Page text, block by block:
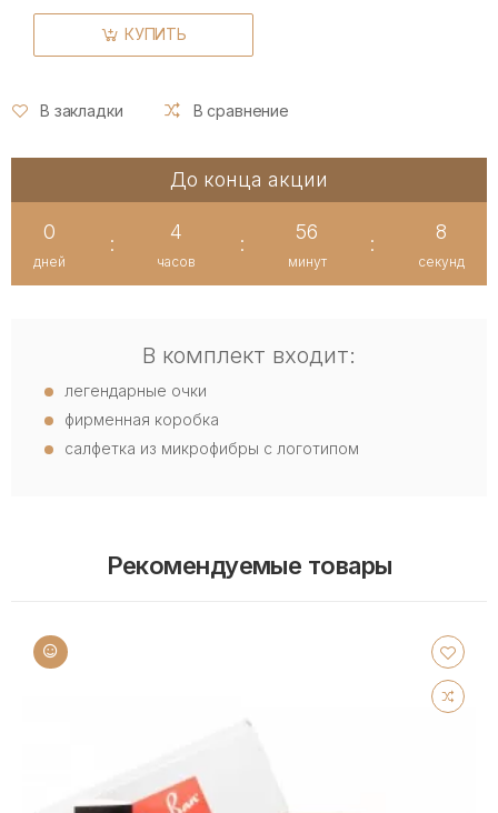
КУПИТЬ
В закладки В сравнение
До конца акции
0
дней
:
4
часов
:
56
минут
:
8
секунд
В комплект входит:
легендарные очки
фирменная коробка
салфетка из микрофибры с логотипом
Рекомендуемые товары